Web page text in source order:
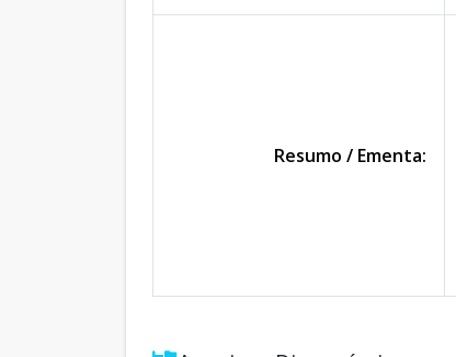
Resumo / Ementa: